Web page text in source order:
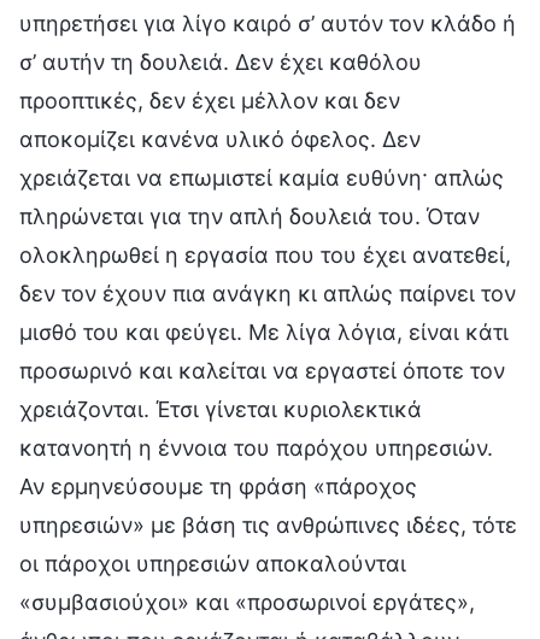
υπηρετήσει για λίγο καιρό σ’ αυτόν τον κλάδο ή
σ’ αυτήν τη δουλειά. Δεν έχει καθόλου
προοπτικές, δεν έχει μέλλον και δεν
αποκομίζει κανένα υλικό όφελος. Δεν
χρειάζεται να επωμιστεί καμία ευθύνη· απλώς
πληρώνεται για την απλή δουλειά του. Όταν
ολοκληρωθεί η εργασία που του έχει ανατεθεί,
δεν τον έχουν πια ανάγκη κι απλώς παίρνει τον
μισθό του και φεύγει. Με λίγα λόγια, είναι κάτι
προσωρινό και καλείται να εργαστεί όποτε τον
χρειάζονται. Έτσι γίνεται κυριολεκτικά
κατανοητή η έννοια του παρόχου υπηρεσιών.
Αν ερμηνεύσουμε τη φράση «πάροχος
υπηρεσιών» με βάση τις ανθρώπινες ιδέες, τότε
οι πάροχοι υπηρεσιών αποκαλούνται
«συμβασιούχοι» και «προσωρινοί εργάτες»,